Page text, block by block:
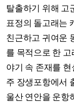
탈출하기 위해 고
표정의 돌고래는
친근하고 귀여운
를 목적으로 한
야기 속 존재를
주 장생포항에서
울산 연안을 운항